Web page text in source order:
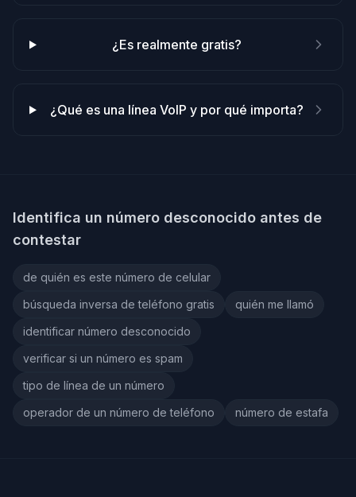
¿Es realmente gratis?
¿Qué es una línea VoIP y por qué importa?
Identifica un número desconocido antes de
contestar
de quién es este número de celular
búsqueda inversa de teléfono gratis
quién me llamó
identificar número desconocido
verificar si un número es spam
tipo de línea de un número
operador de un número de teléfono
número de estafa